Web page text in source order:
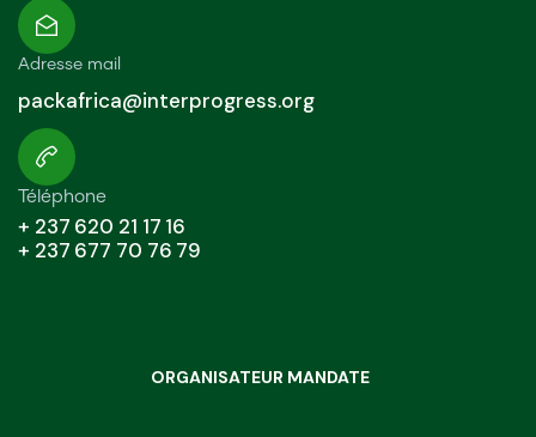
Adresse mail
packafrica@interprogress.org
Téléphone
+ 237 620 21 17 16
+ 237 677 70 76 79
ORGANISATEUR MANDATE